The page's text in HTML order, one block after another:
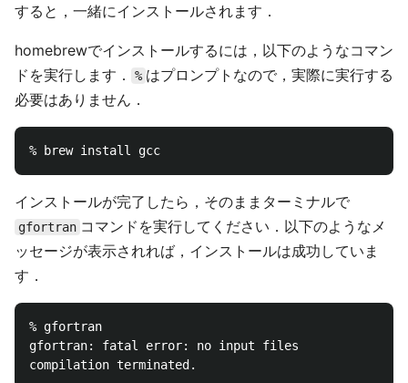
すると，一緒にインストールされます．
homebrewでインストールするには，以下のようなコマン
ドを実行します．
% はプロンプトなので，実際に実行する
必要はありません．
インストールが完了したら，そのままターミナルで
gfortran コマンドを実行してください．以下のようなメ
ッセージが表示されれば，インストールは成功していま
す．
% gfortran
gfortran: fatal error: no input files